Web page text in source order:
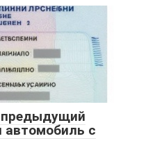
предыдущий
автомобиль с